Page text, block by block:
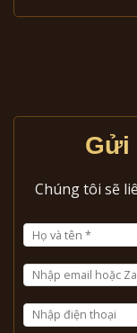
Gửi
Chúng tôi sẽ